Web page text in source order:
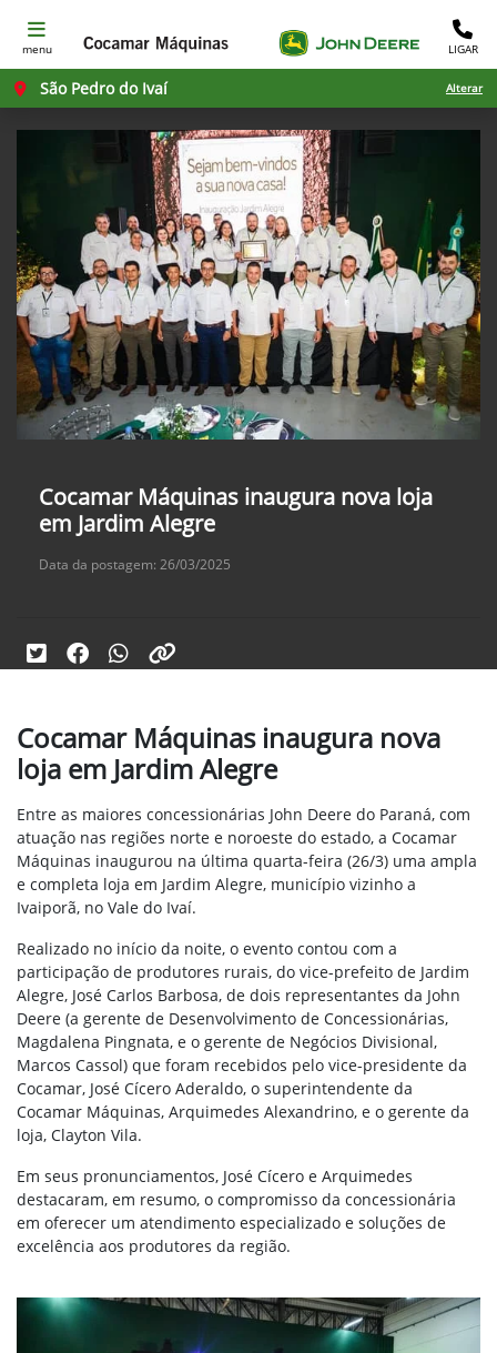
menu LIGAR
São Pedro do Ivaí Alterar
Cocamar Máquinas inaugura nova loja
em Jardim Alegre
Data da postagem: 26/03/2025
Cocamar Máquinas inaugura nova
loja em Jardim Alegre
Entre as maiores concessionárias John Deere do Paraná, com
atuação nas regiões norte e noroeste do estado, a Cocamar
Máquinas inaugurou na última quarta-feira (26/3) uma ampla
e completa loja em Jardim Alegre, município vizinho a
Ivaiporã, no Vale do Ivaí.
Realizado no início da noite, o evento contou com a
participação de produtores rurais, do vice-prefeito de Jardim
Alegre, José Carlos Barbosa, de dois representantes da John
Deere (a gerente de Desenvolvimento de Concessionárias,
Magdalena Pingnata, e o gerente de Negócios Divisional,
Marcos Cassol) que foram recebidos pelo vice-presidente da
Cocamar, José Cícero Aderaldo, o superintendente da
Cocamar Máquinas, Arquimedes Alexandrino, e o gerente da
loja, Clayton Vila.
Em seus pronunciamentos, José Cícero e Arquimedes
destacaram, em resumo, o compromisso da concessionária
em oferecer um atendimento especializado e soluções de
excelência aos produtores da região.